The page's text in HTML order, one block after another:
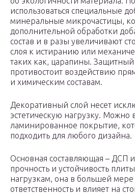
использоваться специальные
минеральные микрочастицы,
дополнительной обработки
состав и в разы увеличивают
слоя к истиранию или
таких как, царапины. Защитный
противостоит воздействию
и химическим составам.
Декоративный слой несет
эстетическую нагрузку. Можно
ламинированное покрытие,
подходить для любого дизайна.
Основная составляющая – ДСП
прочность и устойчивость
нагрузкам, она в большей мере
ответственность и влияет на